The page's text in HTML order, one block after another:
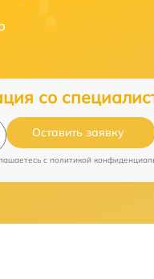
со
Оставить заявку
c политикой